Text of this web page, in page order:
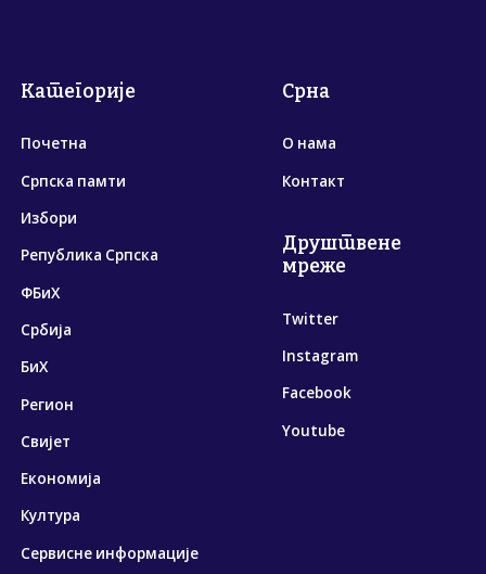
Категорије
Почетна
Српска памти
Избори
Република Српска
ФБиХ
Србија
БиХ
Регион
Свијет
Економија
Култура
Сервисне информације
Срна
О нама
Контакт
Друштвене
мреже
Twitter
Instagram
Facebook
Youtube